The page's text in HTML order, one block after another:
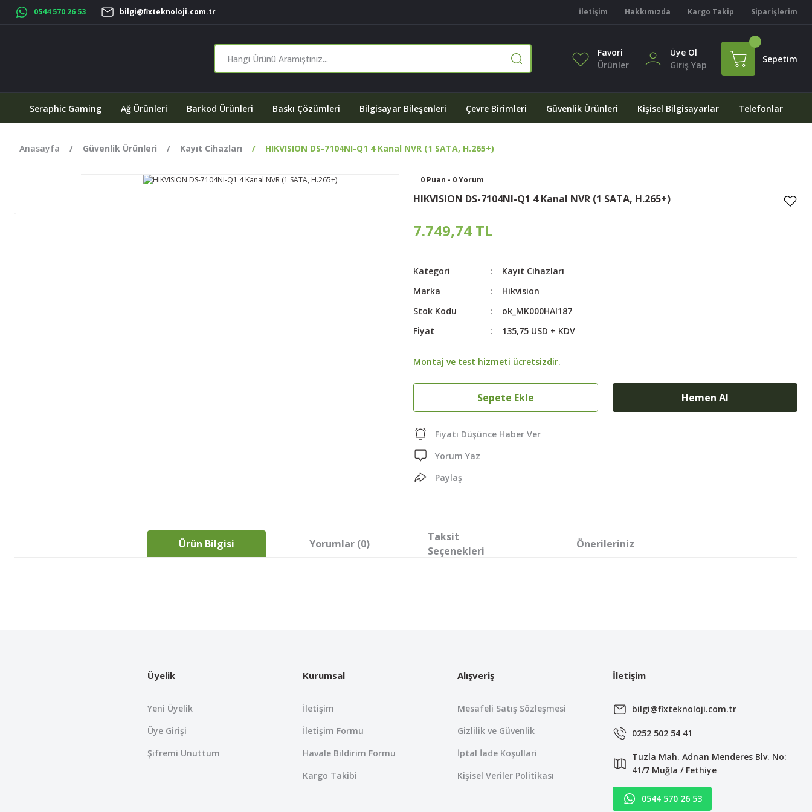
0544 570 26 53 bilgi@fixteknoloji.com.tr İletişim Hakkımızda Kargo Takip Siparişlerim
Favori
Ürünler
Üye Ol
Giriş Yap
Sepetim
Seraphic Gaming Ağ Ürünleri Barkod Ürünleri Baskı Çözümleri Bilgisayar Bileşenleri Çevre Birimleri Güvenlik Ürünleri Kişisel Bilgisayarlar Telefonlar
Anasayfa Güvenlik Ürünleri Kayıt Cihazları HIKVISION DS-7104NI-Q1 4 Kanal NVR (1 SATA, H.265+)
0 Puan - 0 Yorum
HIKVISION DS-7104NI-Q1 4 Kanal NVR (1 SATA, H.265+)
7.749,74 TL
Kategori
Kayıt Cihazları
Marka
Hikvision
Stok Kodu
ok_MK000HAI187
Fiyat
135,75 USD + KDV
Montaj ve test hizmeti ücretsizdir.
Sepete Ekle Hemen Al
Fiyatı Düşünce Haber Ver
Yorum Yaz
Paylaş
Ürün Bilgisi Yorumlar (0)
Taksit
Seçenekleri
Önerileriniz
Ürün bilgilerinde hatalar bulunuyor.
Bu ürüne benzer farklı alternatifler olmalı.
Üyelik
Yeni Üyelik
Üye Girişi
Şifremi Unuttum
Kurumsal
İletişim
İletişim Formu
Havale Bildirim Formu
Kargo Takibi
Alışveriş
Mesafeli Satış Sözleşmesi
Gizlilik ve Güvenlik
İptal İade Koşullari
Kişisel Veriler Politikası
İletişim
bilgi@fixteknoloji.com.tr
0252 502 54 41
Tuzla Mah. Adnan Menderes Blv. No:
41/7 Muğla / Fethiye
0544 570 26 53